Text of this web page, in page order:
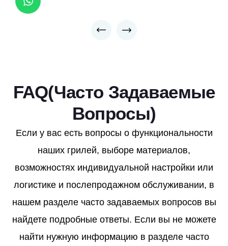
FAQ(Часто Задаваемые
Вопросы)
Если у вас есть вопросы о функциональности
наших грилей, выборе материалов,
возможностях индивидуальной настройки или
логистике и послепродажном обслуживании, в
нашем разделе часто задаваемых вопросов вы
найдете подробные ответы. Если вы не можете
найти нужную информацию в разделе часто